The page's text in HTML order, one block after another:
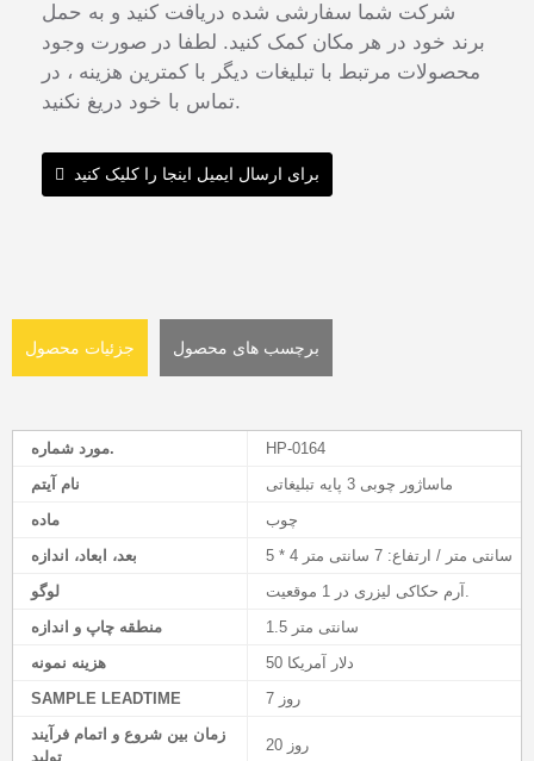
شرکت شما سفارشی شده دریافت کنید و به حمل
برند خود در هر مکان کمک کنید. لطفا در صورت وجود
محصولات مرتبط با تبلیغات دیگر با کمترین هزینه ، در
تماس با خود دریغ نکنید.
برای ارسال ایمیل اینجا را کلیک کنید
جزئیات محصول برچسب های محصول
مورد شماره.
HP-0164
نام آیتم
ماساژور چوبی 3 پایه تبلیغاتی
ماده
چوب
بعد، ابعاد، اندازه
5 * 4 سانتی متر / ارتفاع: 7 سانتی متر
لوگو
آرم حکاکی لیزری در 1 موقعیت.
منطقه چاپ و اندازه
1.5 سانتی متر
هزینه نمونه
50 دلار آمریکا
SAMPLE LEADTIME
7 روز
زمان بین شروع و اتمام فرآیند
تولید
20 روز